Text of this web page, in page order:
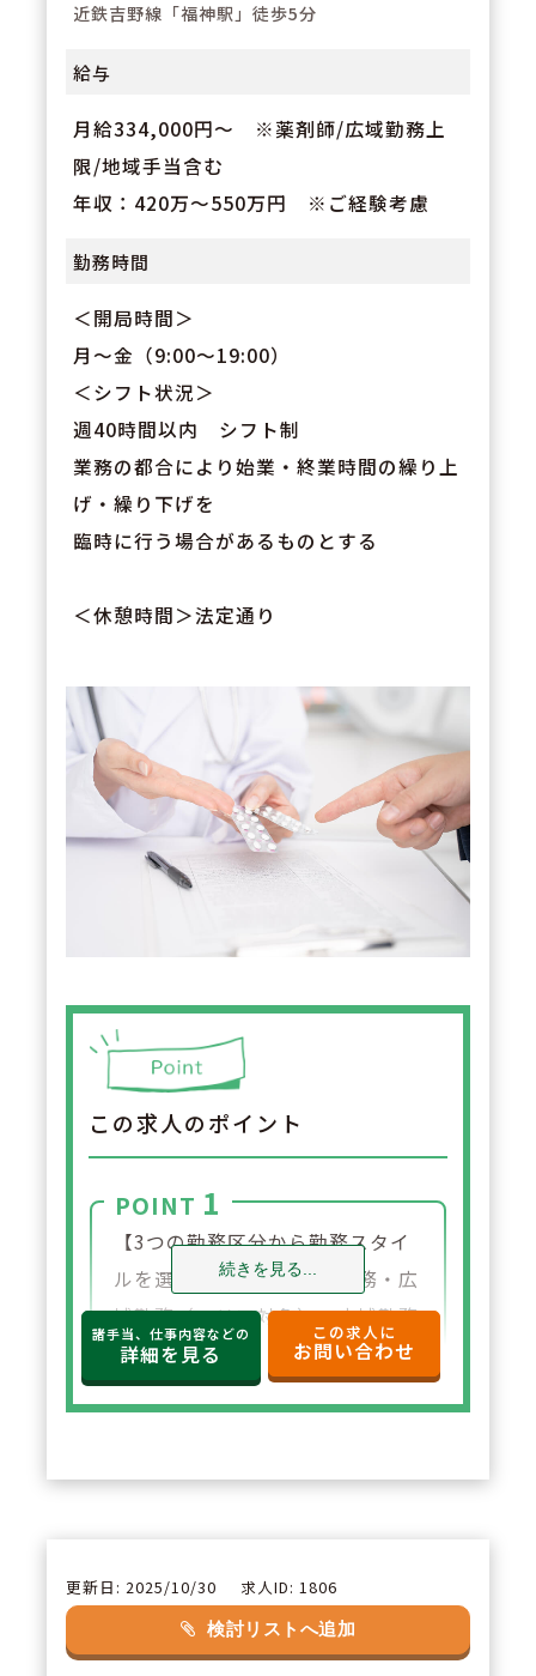
近鉄吉野線「福神駅」徒歩5分
給与
月給334,000円～ ※薬剤師/広域勤務上
限/地域手当含む
年収：420万～550万円 ※ご経験考慮
勤務時間
＜開局時間＞
月～金（9:00～19:00）
＜シフト状況＞
週40時間以内 シフト制
業務の都合により始業・終業時間の繰り上
げ・繰り下げを
臨時に行う場合があるものとする
＜休憩時間＞法定通り
この求人のポイント
POINT 1
【3つの勤務区分から勤務スタイ
ルを選べます】自宅通勤勤務・広
域勤務（エリア対象）、広域勤務
（全国対象）の3つの中からご自
分に合った勤務スタイルを選ぶこ
POINT 2
【親会社100％出資】親会社の
『株式会社メディカルシステムネ
続きを見る...
諸手当、仕事内容などの
詳細を見る
この求人に
お問い合わせ
更新日: 2025/10/30 求人ID: 1806
検討リストへ追加